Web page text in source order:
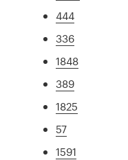
444
336
1848
389
1825
57
1591